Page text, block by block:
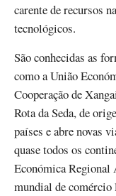
carente de recursos
tecnológicos.
São conhecidas as
como a União
Cooperação de
Rota da Seda, de
países e abre novas
quase todos os
Económica Regional
mundial de